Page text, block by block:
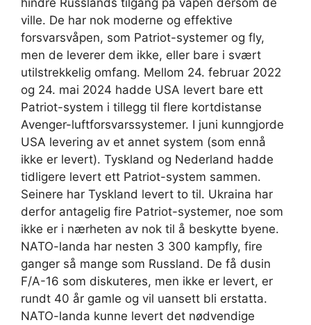
ville. De har nok moderne og effektive
forsvarsvåpen, som Patriot-systemer og fly,
men de leverer dem ikke, eller bare i svært
utilstrekkelig omfang. Mellom 24. februar 2022
og 24. mai 2024 hadde USA levert bare ett
Patriot-system i tillegg til flere kortdistanse
Avenger-luftforsvarssystemer. I juni kunngjorde
USA levering av et annet system (som ennå
ikke er levert). Tyskland og Nederland hadde
tidligere levert ett Patriot-system sammen.
Seinere har Tyskland levert to til. Ukraina har
derfor antagelig fire Patriot-systemer, noe som
ikke er i nærheten av nok til å beskytte byene.
NATO-landa har nesten 3 300 kampfly, fire
ganger så mange som Russland. De få dusin
F/A-16 som diskuteres, men ikke er levert, er
rundt 40 år gamle og vil uansett bli erstatta.
NATO-landa kunne levert det nødvendige